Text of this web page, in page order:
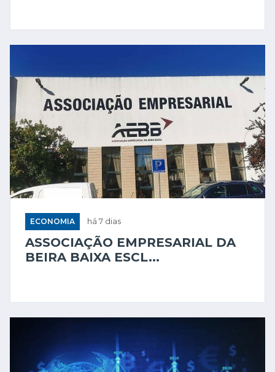
ECONOMIA há 7 dias
ASSOCIAÇÃO EMPRESARIAL DA
BEIRA BAIXA ESCL...